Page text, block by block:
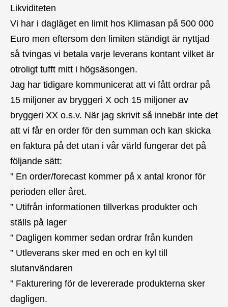
Likviditeten
Vi har i dagläget en limit hos Klimasan på 500 000
Euro men eftersom den limiten ständigt är nyttjad
så tvingas vi betala varje leverans kontant vilket är
otroligt tufft mitt i högsäsongen.
Jag har tidigare kommunicerat att vi fått ordrar på
15 miljoner av bryggeri X och 15 miljoner av
bryggeri XX o.s.v. När jag skrivit så innebär inte det
att vi får en order för den summan och kan skicka
en faktura på det utan i vår värld fungerar det på
följande sätt:
” En order/forecast kommer på x antal kronor för
perioden eller året.
” Utifrån informationen tillverkas produkter och
ställs på lager
” Dagligen kommer sedan ordrar från kunden
” Utleverans sker med en och en kyl till
slutanvändaren
” Fakturering för de levererade produkterna sker
dagligen.